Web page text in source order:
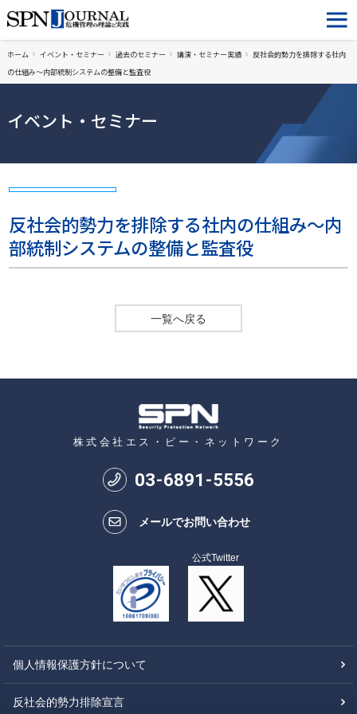
ホーム イベント・セミナー 過去のセミナー 講演・セミナー実績
反社会的勢力を排除する社内
の仕組み～内部統制システムの整備と監査役
イベント・セミナー
反社会的勢力を排除する社内の仕組み～内
部統制システムの整備と監査役
一覧へ戻る
株式会社エス・ピー・ネットワーク
03-6891-5556
メールでお問い合わせ
公式Twitter
個人情報保護方針について
反社会的勢力排除宣言